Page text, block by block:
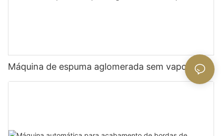
Máquina de espuma aglomerada sem vapor